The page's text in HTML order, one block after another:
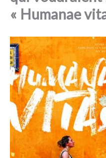
« Humanae